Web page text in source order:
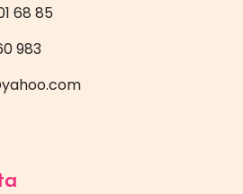
68 85
983